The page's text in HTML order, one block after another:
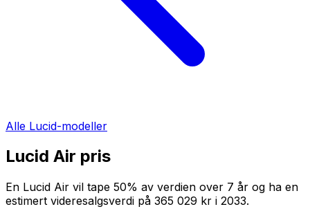
Alle Lucid-modeller
Lucid Air pris
En Lucid Air vil tape 50% av verdien over 7 år og ha en
estimert videresalgsverdi på 365 029 kr i 2033.